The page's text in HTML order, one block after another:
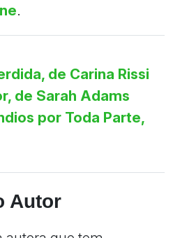
.
de Carina Rissi
de Sarah Adams
por Toda Parte,
Autor